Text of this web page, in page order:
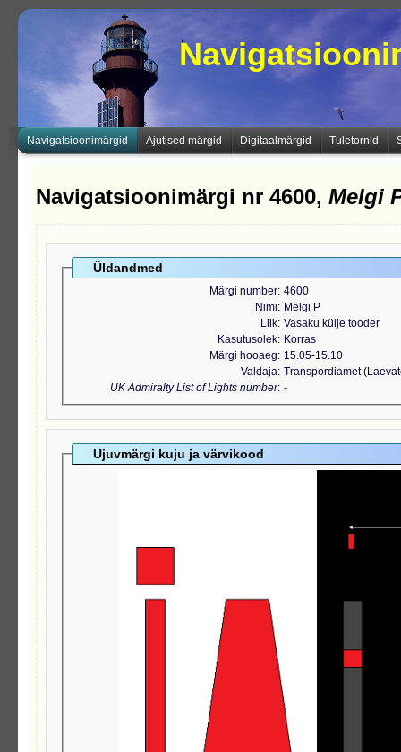
Navigatsioonimärgid Ajutised märgid Digitaalmärgid Tuletornid
Navigatsioonimärgi nr 4600, Melgi
Üldandmed
Märgi number 4600
Nimi
Melgi P
Liik Vasaku külje tooder
Kasutusolek
Korras
Märgi hooaeg
15.05-15.10
Valdaja Transpordiamet
UK Admiralty List of Lights number -
Ujuvmärgi kuju ja värvikood